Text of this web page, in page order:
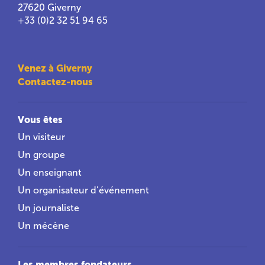
27620 Giverny
+33 (0)2 32 51 94 65
Venez à Giverny
Contactez-nous
Vous êtes
Un visiteur
Un groupe
Un enseignant
Un organisateur d’événement
Un journaliste
Un mécène